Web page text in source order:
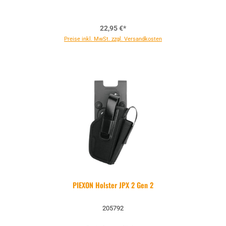
22,95 €*
Preise inkl. MwSt. zzgl. Versandkosten
PIEXON Holster JPX 2 Gen 2
205792